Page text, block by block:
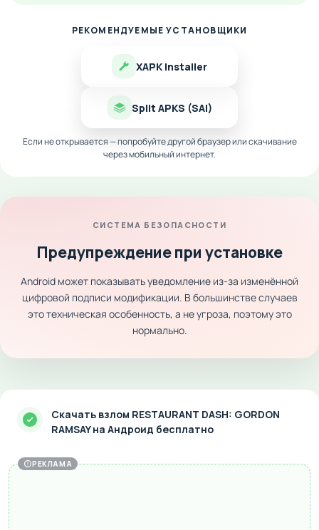
РЕКОМЕНДУЕМЫЕ УСТАНОВЩИКИ
XAPK Installer
Split APKS (SAI)
Если не открывается — попробуйте другой браузер или скачивание
через мобильный интернет.
СИСТЕМА БЕЗОПАСНОСТИ
Предупреждение при установке
Android может показывать уведомление из-за изменённой
цифровой подписи модификации. В большинстве случаев
это техническая особенность, а не угроза, поэтому это
нормально.
Скачать взлом RESTAURANT DASH: GORDON
RAMSAY на Андроид бесплатно
РЕКЛАМА